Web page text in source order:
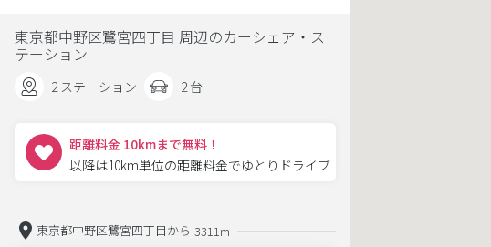
東京都中野区鷺宮四丁目 周辺のカーシェア・ス
テーション
2 ステーション 2 台
距離料金 10kmまで無料！
以降は10km単位の距離料金でゆとりドライブ
東京都中野区鷺宮四丁目から 3311m